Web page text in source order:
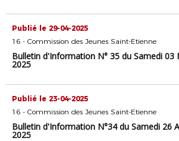
Publié le 29-04-2025
16 - Commission des Jeunes Saint-Etienne
Bulletin d'Information N° 35 du Samedi 03
2025
Publié le 23-04-2025
16 - Commission des Jeunes Saint-Etienne
Bulletin d'Information N°34 du Samedi 26
2025